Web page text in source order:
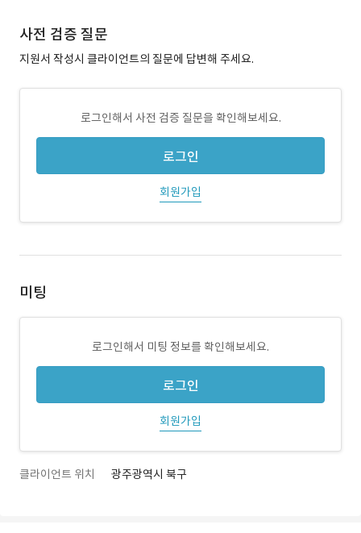
사전 검증 질문
지원서 작성시 클라이언트의 질문에 답변해 주세요.
로그인해서 사전 검증 질문을 확인해보세요.
로그인
회원가입
미팅
로그인해서 미팅 정보를 확인해보세요.
로그인
회원가입
클라이언트 위치 광주광역시 북구